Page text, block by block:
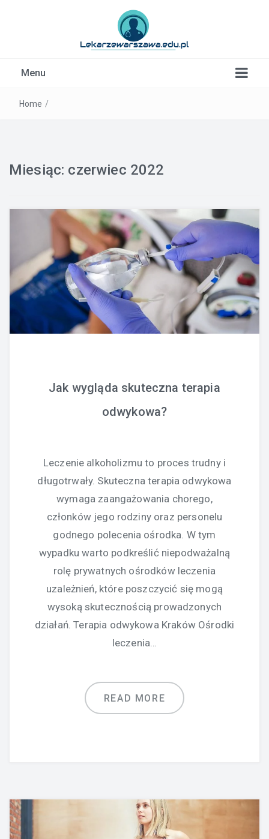
Menu
Home /
Miesiąc: czerwiec 2022
Jak wygląda skuteczna terapia
odwykowa?
Leczenie alkoholizmu to proces trudny i
długotrwały. Skuteczna terapia odwykowa
wymaga zaangażowania chorego,
członków jego rodziny oraz personelu
godnego polecenia ośrodka. W tym
wypadku warto podkreślić niepodważalną
rolę prywatnych ośrodków leczenia
uzależnień, które poszczycić się mogą
wysoką skutecznością prowadzonych
działań. Terapia odwykowa Kraków Ośrodki
leczenia…
READ MORE